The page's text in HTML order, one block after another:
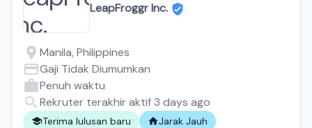
LeapFroggr Inc.
Manila, Philippines
Gaji Tidak Diumumkan
Penuh waktu
Rekruter terakhir aktif 3 days ago
Terima lulusan baru Jarak Jauh